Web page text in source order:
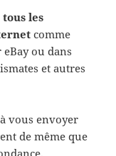
les
comme
ou dans
et autres
vous envoyer
de même que